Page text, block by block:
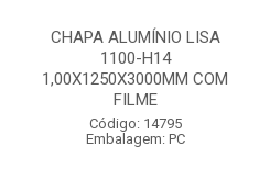
CHAPA ALUMÍNIO LISA
1100-H14
1,00X1250X3000MM COM
FILME
Código: 14795
Embalagem: PC